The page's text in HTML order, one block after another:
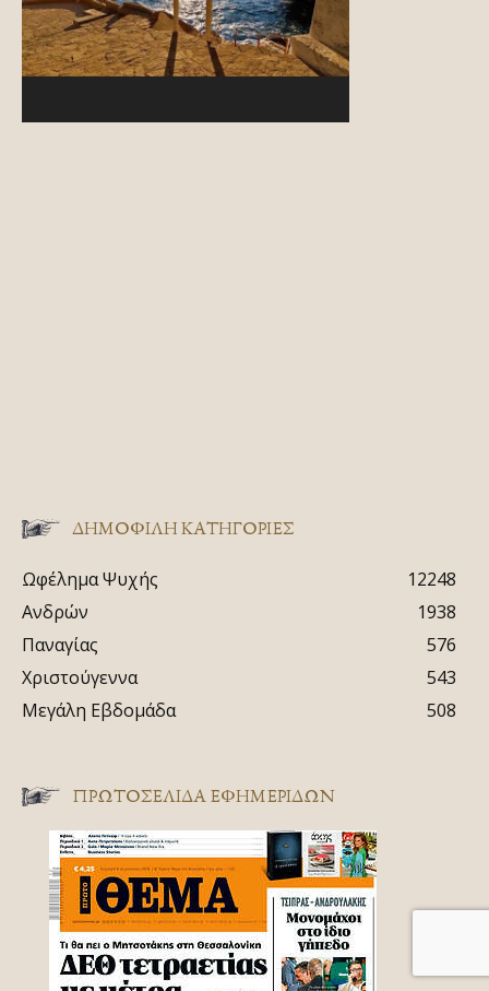
ΔΗΜΟΦΙΛΗ ΚΑΤΗΓΟΡΙΕΣ
Ωφέλημα Ψυχής
12248
Ανδρών
1938
Παναγίας
576
Χριστούγεννα
543
Μεγάλη Εβδομάδα
508
ΠΡΩΤΟΣΈΛΙΔΑ ΕΦΗΜΕΡΊΔΩΝ